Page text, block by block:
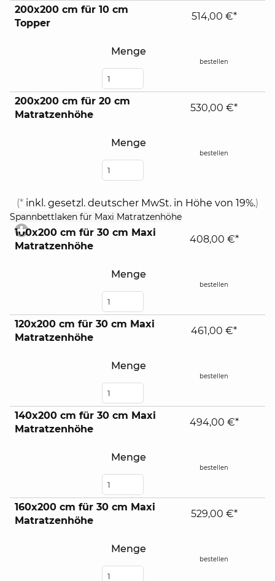
200x200 cm für 10 cm
Topper
Menge
514,00 €*
bestellen
200x200 cm für 20 cm
Matratzenhöhe
Menge
530,00 €*
bestellen
(* inkl. gesetzl. deutscher MwSt. in Höhe von 19%.)
Spannbettlaken für Maxi Matratzenhöhe
expand
100x200 cm für 30 cm Maxi
Matratzenhöhe
Menge
408,00 €*
bestellen
120x200 cm für 30 cm Maxi
Matratzenhöhe
Menge
461,00 €*
bestellen
140x200 cm für 30 cm Maxi
Matratzenhöhe
Menge
494,00 €*
bestellen
160x200 cm für 30 cm Maxi
Matratzenhöhe
Menge
529,00 €*
bestellen